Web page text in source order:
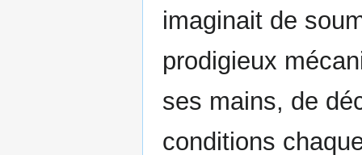
imaginait de
prodigieux
ses mains, de
conditions